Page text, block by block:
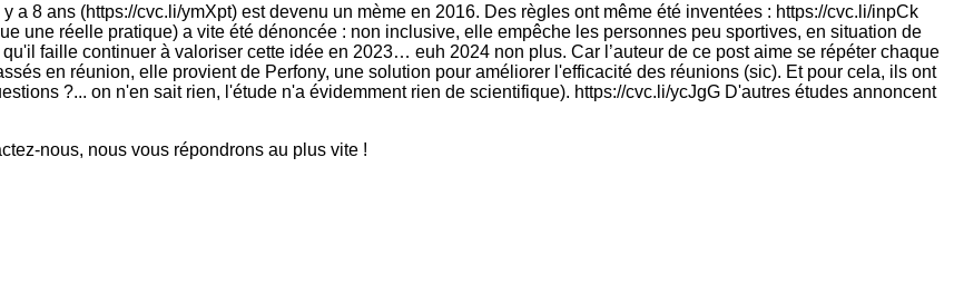
8 ans (https://cvc.li/ymXpt) est devenu un mème en 2016. Des règles ont même été inventées : https://cvc.li/inpCk
une réelle pratique) a vite été dénoncée : non inclusive, elle empêche les personnes peu sportives, en situation de
faille continuer à valoriser cette idée en 2023… euh 2024 non plus. Car l’auteur de ce post aime se répéter chaque
en réunion, elle provient de Perfony, une solution pour améliorer l'efficacité des réunions (sic). Et pour cela, ils ont
?... on n'en sait rien, l'étude n'a évidemment rien de scientifique). https://cvc.li/ycJgG D'autres études annoncent
nous, nous vous répondrons au plus vite !